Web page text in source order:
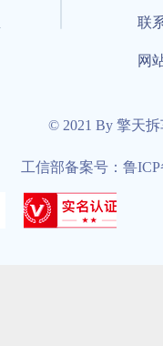
联
网
© 2021 By 擎天
工信部备案号：鲁